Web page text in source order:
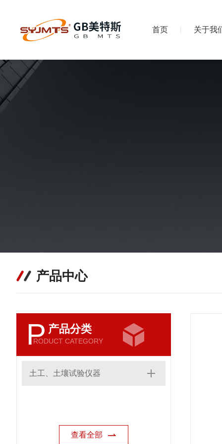
首页 关于我
产品中心
P 产品分类
RODUCT CATEGORY
土工、土壤试验仪器
查看全部